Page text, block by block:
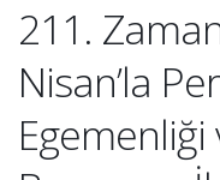
211.
Nisan’la